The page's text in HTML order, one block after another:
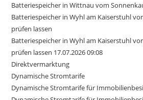
Batteriespeicher in Wittnau vom
Batteriespeicher in Wyhl am Kaiserstuhl
prüfen lassen
Batteriespeicher in Wyhl am Kaiserstuhl
prüfen lassen 17.07.2026 09:08
Direktvermarktung
Dynamische Stromtarife
Dynamische Stromtarife für